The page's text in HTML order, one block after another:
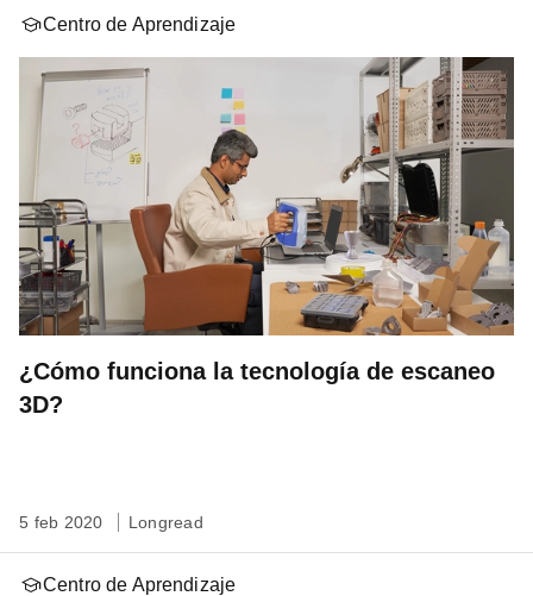
Centro de Aprendizaje
¿Cómo funciona la tecnología de escaneo
3D?
5 feb 2020 Longread
Centro de Aprendizaje